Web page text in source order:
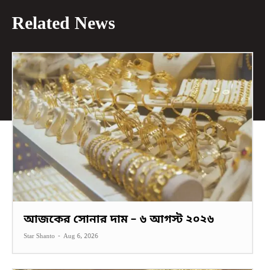
Related News
আজকের সোনার দাম – ৬ আগস্ট ২০২৬
Star Shanto - Aug 6, 2026